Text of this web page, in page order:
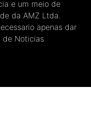
e um meio de
da AMZ Ltda.
apenas dar
de Noticias